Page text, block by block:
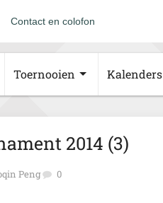
Contact en colofon
Toernooien Kalenders
2014 (3)
Peng 0